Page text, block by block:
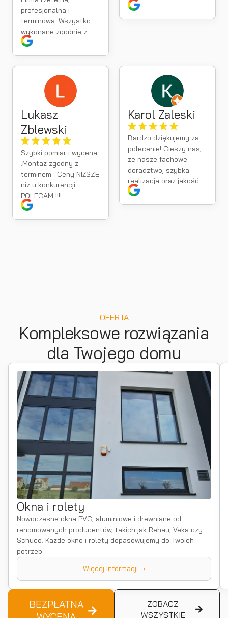
profesjonalna i
terminowa. Wszystko
wykonane zgodnie z
umową, a kontakt na
najwyższym poziomie.
Lukasz
Zblewski
Szybki pomiar i wycena
.Montaż zgodny z
terminem . Ceny NIŻSZE
niż u konkurencji.
POLECAM !!!!
Karol Zaleski
Bardzo dziękujemy za
polecenie! Cieszy nas,
że nasze fachowe
doradztwo, szybka
realizacja oraz jakość
montażu spełniły Pana
oczekiwania. Takie
OFERTA
Kompleksowe rozwiązania
dla Twojego domu
Okna i rolety
Nowoczesne okna PVC, aluminiowe i drewniane od
renomowanych producentów, takich jak Rehau, Veka czy
Schüco. Każde okno i rolety dopasowujemy do Twoich
potrzeb
Więcej informacji →
BEZPŁATNA
ZOBACZ
WSZYSTKIE